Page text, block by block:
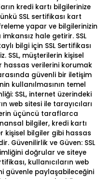
kredi kartı bilgilerinize
SSL sertifikası kart
yapar ve bilgilerinizin
hale getirir. SSL
bilgi için SSL Sertifikası
SSL, müşterilerin kişisel
hassas verilerini korumak
güvenli bir iletişim
kullanılmasının temel
SSL, internet üzerindeki
web sitesi ile tarayıcıları
üçüncü taraflarca
bilgiler, kredi kartı
kişisel bilgiler gibi hassas
Güvenilirlik ve Güven: SSL
doğrular ve siteye
, kullanıcıların web
güvenle paylaşabileceğini